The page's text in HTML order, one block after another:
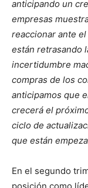
anticipando un
empresas
reaccionar ante
están retrasando
incertidumbre
compras de los
anticipamos que
crecerá el
ciclo de
que están
En el segundo